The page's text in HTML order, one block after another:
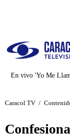
En vivo 'Yo Me
Caracol TV /